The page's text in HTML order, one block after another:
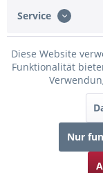
Bewertungen
Infos zum
Folgende Infos
Kunden kauften
Kunden haben
Service
Diese Website
Funktionalität
Nur